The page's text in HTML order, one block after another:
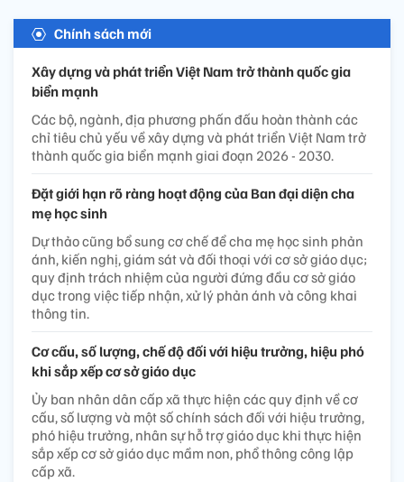
Chính sách mới
Xây dựng và phát triển Việt Nam trở thành quốc gia
biển mạnh
Các bộ, ngành, địa phương phấn đấu hoàn thành các
chỉ tiêu chủ yếu về xây dựng và phát triển Việt Nam trở
thành quốc gia biển mạnh giai đoạn 2026 - 2030.
Đặt giới hạn rõ ràng hoạt động của Ban đại diện cha
mẹ học sinh
Dự thảo cũng bổ sung cơ chế để cha mẹ học sinh phản
ánh, kiến nghị, giám sát và đối thoại với cơ sở giáo dục;
quy định trách nhiệm của người đứng đầu cơ sở giáo
dục trong việc tiếp nhận, xử lý phản ánh và công khai
thông tin.
Cơ cấu, số lượng, chế độ đối với hiệu trưởng, hiệu phó
khi sắp xếp cơ sở giáo dục
Ủy ban nhân dân cấp xã thực hiện các quy định về cơ
cấu, số lượng và một số chính sách đối với hiệu trưởng,
phó hiệu trưởng, nhân sự hỗ trợ giáo dục khi thực hiện
sắp xếp cơ sở giáo dục mầm non, phổ thông công lập
cấp xã.